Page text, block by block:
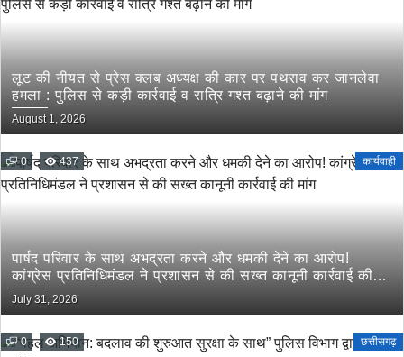
लूट की नीयत से प्रेस क्लब अध्यक्ष की कार पर पथराव कर जानलेवा
हमला : पुलिस से कड़ी कार्रवाई व रात्रि गश्त बढ़ाने की मांग
August 1, 2026
0 437 कार्यवाही
पार्षद परिवार के साथ अभद्रता करने और धमकी देने का आरोप!
कांग्रेस प्रतिनिधिमंडल ने प्रशासन से की सख्त कानूनी कार्रवाई की
मांग
July 31, 2026
0 150 छत्तीसगढ़